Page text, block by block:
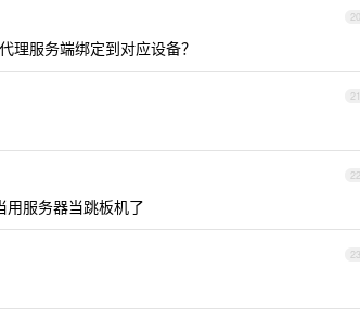
20
理服务端绑定到对应设备？
21
22
用服务器当跳板机了
23